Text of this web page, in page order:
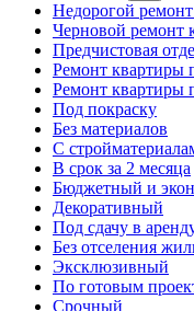
Недорогой
Черновой ремонт
Предчистовая
Ремонт квартиры
Ремонт квартиры
Под покраску
Без материалов
С
В срок за 2 месяца
Бюджетный и
Декоративный
Под сдачу в
Без отселения
Эксклюзивный
По готовым
Срочный